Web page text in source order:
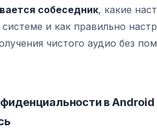
собеседник, какие
и как правильно
чистого аудио без
в Android